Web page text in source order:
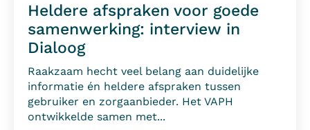
Heldere afspraken voor goede
samenwerking: interview in
Dialoog
Raakzaam hecht veel belang aan duidelijke
informatie én heldere afspraken tussen
gebruiker en zorgaanbieder. Het VAPH
ontwikkelde samen met...